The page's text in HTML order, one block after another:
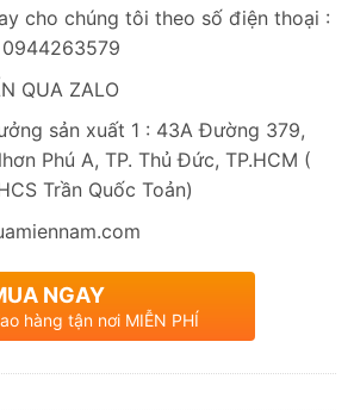
cho chúng tôi theo số điện thoại :
QUA ZALO
sản xuất 1 : 43A Đường 379,
Phú A, TP. Thủ Đức, TP.HCM (
Trần Quốc Toản)
NGAY
hàng tận nơi MIỄN PHÍ